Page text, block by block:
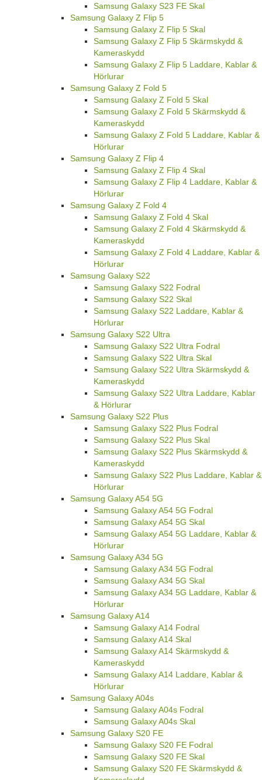
Samsung Galaxy S23 FE Skal
Samsung Galaxy Z Flip 5
Samsung Galaxy Z Flip 5 Skal
Samsung Galaxy Z Flip 5 Skärmskydd &
Kameraskydd
Samsung Galaxy Z Flip 5 Laddare, Kablar &
Hörlurar
Samsung Galaxy Z Fold 5
Samsung Galaxy Z Fold 5 Skal
Samsung Galaxy Z Fold 5 Skärmskydd &
Kameraskydd
Samsung Galaxy Z Fold 5 Laddare, Kablar &
Hörlurar
Samsung Galaxy Z Flip 4
Samsung Galaxy Z Flip 4 Skal
Samsung Galaxy Z Flip 4 Laddare, Kablar &
Hörlurar
Samsung Galaxy Z Fold 4
Samsung Galaxy Z Fold 4 Skal
Samsung Galaxy Z Fold 4 Skärmskydd &
Kameraskydd
Samsung Galaxy Z Fold 4 Laddare, Kablar &
Hörlurar
Samsung Galaxy S22
Samsung Galaxy S22 Fodral
Samsung Galaxy S22 Skal
Samsung Galaxy S22 Laddare, Kablar &
Hörlurar
Samsung Galaxy S22 Ultra
Samsung Galaxy S22 Ultra Fodral
Samsung Galaxy S22 Ultra Skal
Samsung Galaxy S22 Ultra Skärmskydd &
Kameraskydd
Samsung Galaxy S22 Ultra Laddare, Kablar
& Hörlurar
Samsung Galaxy S22 Plus
Samsung Galaxy S22 Plus Fodral
Samsung Galaxy S22 Plus Skal
Samsung Galaxy S22 Plus Skärmskydd &
Kameraskydd
Samsung Galaxy S22 Plus Laddare, Kablar &
Hörlurar
Samsung Galaxy A54 5G
Samsung Galaxy A54 5G Fodral
Samsung Galaxy A54 5G Skal
Samsung Galaxy A54 5G Laddare, Kablar &
Hörlurar
Samsung Galaxy A34 5G
Samsung Galaxy A34 5G Fodral
Samsung Galaxy A34 5G Skal
Samsung Galaxy A34 5G Laddare, Kablar &
Hörlurar
Samsung Galaxy A14
Samsung Galaxy A14 Fodral
Samsung Galaxy A14 Skal
Samsung Galaxy A14 Skärmskydd &
Kameraskydd
Samsung Galaxy A14 Laddare, Kablar &
Hörlurar
Samsung Galaxy A04s
Samsung Galaxy A04s Fodral
Samsung Galaxy A04s Skal
Samsung Galaxy S20 FE
Samsung Galaxy S20 FE Fodral
Samsung Galaxy S20 FE Skal
Samsung Galaxy S20 FE Skärmskydd &